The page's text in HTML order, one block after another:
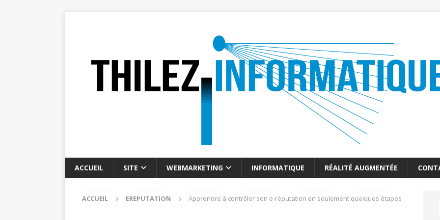
ACCUEIL SITE WEBMARKETING INFORMATIQUE RÉALITÉ AUGMENTÉE
ACCUEIL EREPUTATION Apprendre à contrôler son e-réputation en seulement quelques étapes